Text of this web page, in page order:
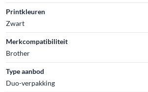
Printkleuren
Zwart
Merkcompatibiliteit
Brother
Type aanbod
Duo-verpakking